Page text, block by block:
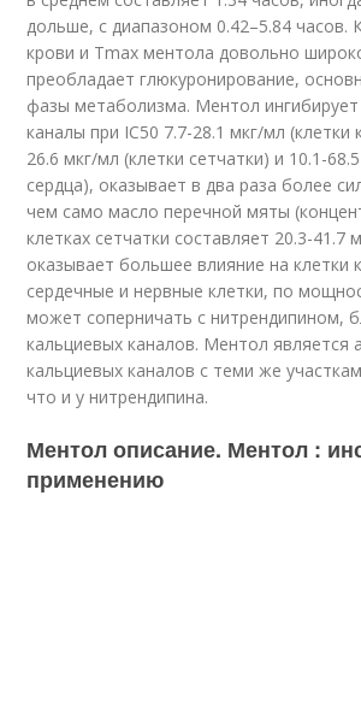
дольше, с диапазоном 0.42–5.84 часов.
крови и Tmax ментола довольно
преобладает глюкуронирование,
фазы метаболизма. Ментол
каналы при IC50 7.7-28.1 мкг/мл (клетки
26.6 мкг/мл (клетки сетчатки) и 10.1-
сердца), оказывает в два раза более
чем само масло перечной мяты
клетках сетчатки составляет 20.3-41.7
оказывает большее влияние на клетки
сердечные и нервные клетки, по
может соперничать с нитрендипином,
кальциевых каналов. Ментол является
кальциевых каналов с теми же
что и у нитрендипина.
Ментол описание. Ментол :
применению